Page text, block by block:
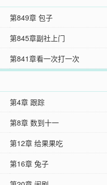
第849章 包子
第845章副社上门
第841章看一次打一次
第4章 跟踪
第8章 数到十一
第12章 给果果吃
第16章 兔子